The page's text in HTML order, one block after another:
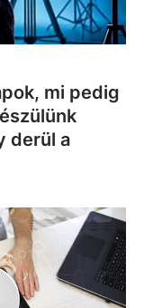
mi pedig
derül a